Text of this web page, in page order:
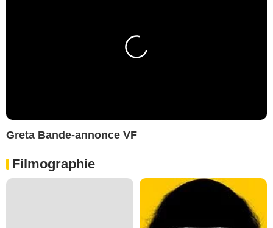
Greta Bande-annonce VF
Filmographie